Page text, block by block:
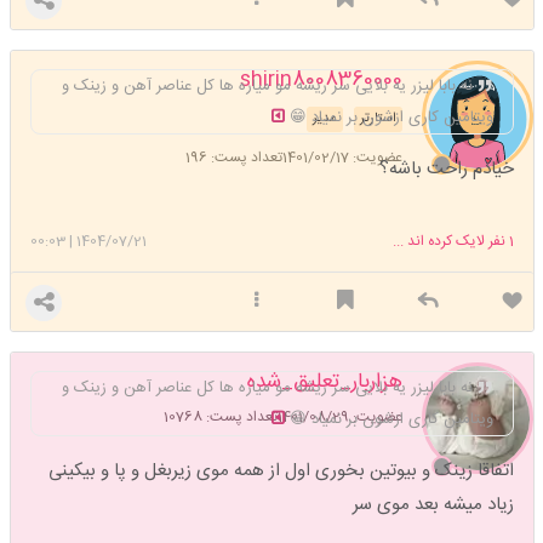
shirin8008360000
مدیر استارتر
عضویت: 1401/02/17 تعداد پست: 196
نه بابا لیزر یه بلایی سر ریشه مو میاره ها کل عناصر آهن و زینک و
ویتامین کاری ازشون بر نمیاد 😁
خیادم راحت باشه؟
1404/07/21
|
00:03 1نفر لایک کرده اند ...
هزاربار_تعلیق_شده
عضویت: 1401/08/29 تعداد پست: 10768
نه بابا لیزر یه بلایی سر ریشه مو میاره ها کل عناصر آهن و زینک و
ویتامین کاری ازشون بر نمیاد 😁
اتفاقا زینک و بیوتین بخوری اول از همه موی زیربغل و پا و بیکینی
زیاد میشه بعد موی سر